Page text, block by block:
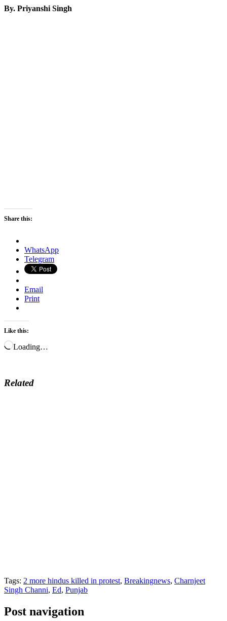
By. Priyanshi Singh
Share this:
WhatsApp
Telegram
Email
Print
Like this:
Loading…
Related
Tags: 2 more hindus killed in protest, Breakingnews, Charnjeet
Singh Channi, Ed, Punjab
Post navigation